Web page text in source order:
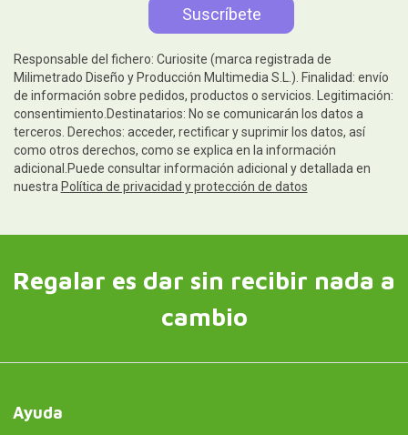
Responsable del fichero: Curiosite (marca registrada de
Milimetrado Diseño y Producción Multimedia S.L.). Finalidad: envío
de información sobre pedidos, productos o servicios. Legitimación:
consentimiento.Destinatarios: No se comunicarán los datos a
terceros. Derechos: acceder, rectificar y suprimir los datos, así
como otros derechos, como se explica en la información
adicional.Puede consultar información adicional y detallada en
nuestra Política de privacidad y protección de datos
Regalar es dar sin recibir nada a
cambio
Ayuda